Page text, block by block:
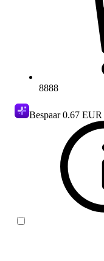
8888
Bespaar0.67 EUR